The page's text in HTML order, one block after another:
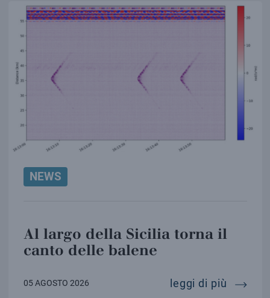
NEWS
Al largo della Sicilia torna il
canto delle balene
05 AGOSTO 2026 leggi di più al